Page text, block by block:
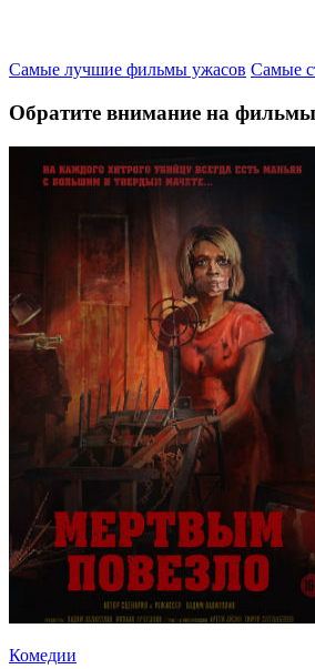
Самые лучшие фильмы ужасов Самые
Обратите внимание на
Комедии